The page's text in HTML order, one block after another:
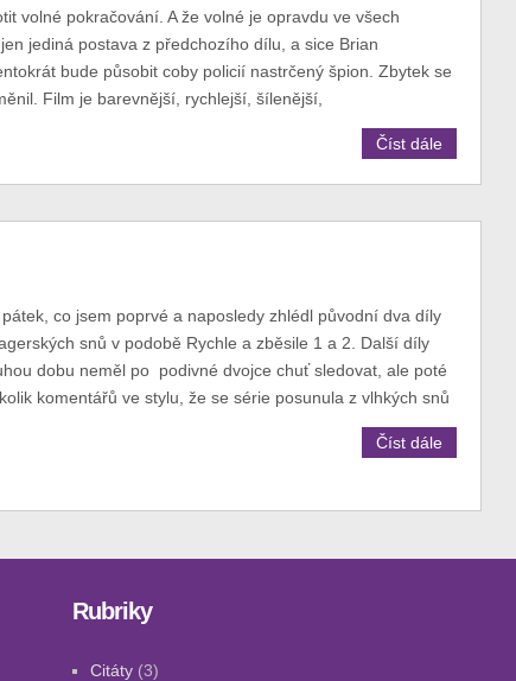
volné pokračování. A že volné je opravdu ve všech
jediná postava z předchozího dílu, a sice Brian
bude působit coby policií nastrčený špion. Zbytek se
Film je barevnější, rychlejší, šílenější,
Číst dále
co jsem poprvé a naposledy zhlédl původní dva díly
snů v podobě Rychle a zběsile 1 a 2. Další díly
dobu neměl po podivné dvojce chuť sledovat, ale poté
komentářů ve stylu, že se série posunula z vlhkých snů
Číst dále
Rubriky
Citáty(3)